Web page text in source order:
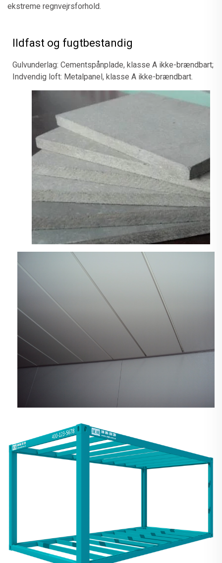
ekstreme regnvejrsforhold.
Ildfast og fugtbestandig
Gulvunderlag: Cementspånplade, klasse A ikke-brændbart;
Indvendig loft: Metalpanel, klasse A ikke-brændbart.